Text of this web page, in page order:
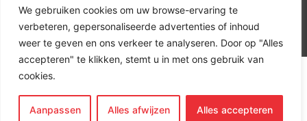
We gebruiken cookies om uw browse-ervaring te
verbeteren, gepersonaliseerde advertenties of inhoud
weer te geven en ons verkeer te analyseren. Door op "Alles
accepteren" te klikken, stemt u in met ons gebruik van
cookies.
Aanpassen Alles afwijzen Alles accepteren
© 2026 Kitchen Corner